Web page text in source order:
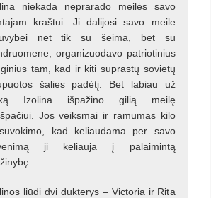
niekada neprarado meilės savo
kraštui. Ji dalijosi savo meile
net tik su šeima, bet su
organizuodavo patriotinius
tam, kad ir kiti suprastų sovietų
šalies padėtį. Bet labiau už
Izolina išpažino gilią meilę
Jos veiksmai ir ramumas kilo
kad keliaudama per savo
ji keliauja į palaimintą
liūdi dvi dukterys – Victoria ir Rita